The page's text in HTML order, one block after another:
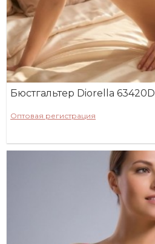
Бюстгальтер Diorella 63420D
Оптовая регистрация